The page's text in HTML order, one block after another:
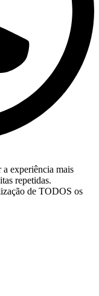
a experiência mais
repetidas.
de TODOS os